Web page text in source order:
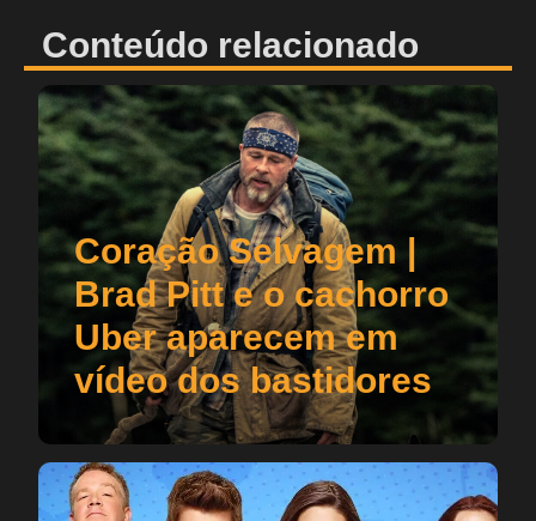
Conteúdo relacionado
Coração Selvagem |
Brad Pitt e o cachorro
Uber aparecem em
vídeo dos bastidores